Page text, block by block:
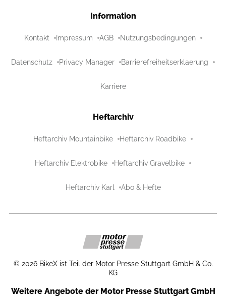
Information
Kontakt Impressum AGB Nutzungsbedingungen
Datenschutz Privacy Manager Barrierefreiheitserklaerung
Karriere
Heftarchiv
Heftarchiv Mountainbike Heftarchiv Roadbike
Heftarchiv Elektrobike Heftarchiv Gravelbike
Heftarchiv Karl Abo & Hefte
© 2026 BikeX ist Teil der Motor Presse Stuttgart GmbH & Co.
KG
Weitere Angebote der Motor Presse Stuttgart GmbH